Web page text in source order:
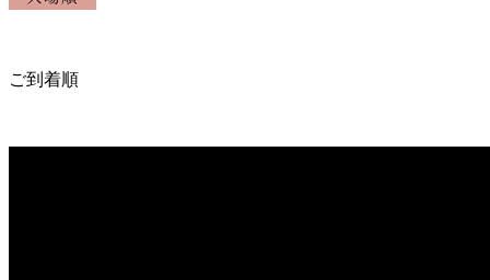
ご到着順